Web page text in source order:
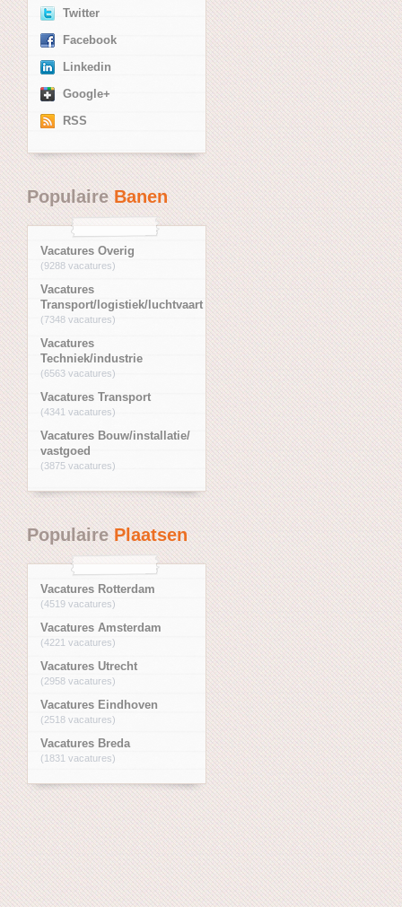
Twitter
Facebook
Linkedin
Google+
RSS
PopulaireBanen
Vacatures Overig
(9288 vacatures)
Vacatures
Transport/logistiek/luchtvaart
(7348 vacatures)
Vacatures
Techniek/industrie
(6563 vacatures)
Vacatures Transport
(4341 vacatures)
Vacatures Bouw/installatie/
vastgoed
(3875 vacatures)
PopulairePlaatsen
Vacatures Rotterdam
(4519 vacatures)
Vacatures Amsterdam
(4221 vacatures)
Vacatures Utrecht
(2958 vacatures)
Vacatures Eindhoven
(2518 vacatures)
Vacatures Breda
(1831 vacatures)